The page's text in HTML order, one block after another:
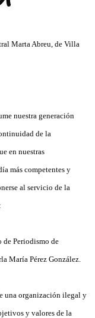
Marta Abreu, de Villa
nuestra generación
de la
en nuestras
más competentes y
al servicio de la
de Periodismo de
María Pérez González.
una organización ilegal y
y valores de la